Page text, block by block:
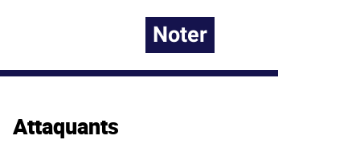
Noter
Attaquants